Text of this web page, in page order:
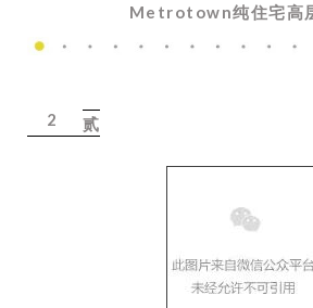
Metrotown纯住宅高
2 贰